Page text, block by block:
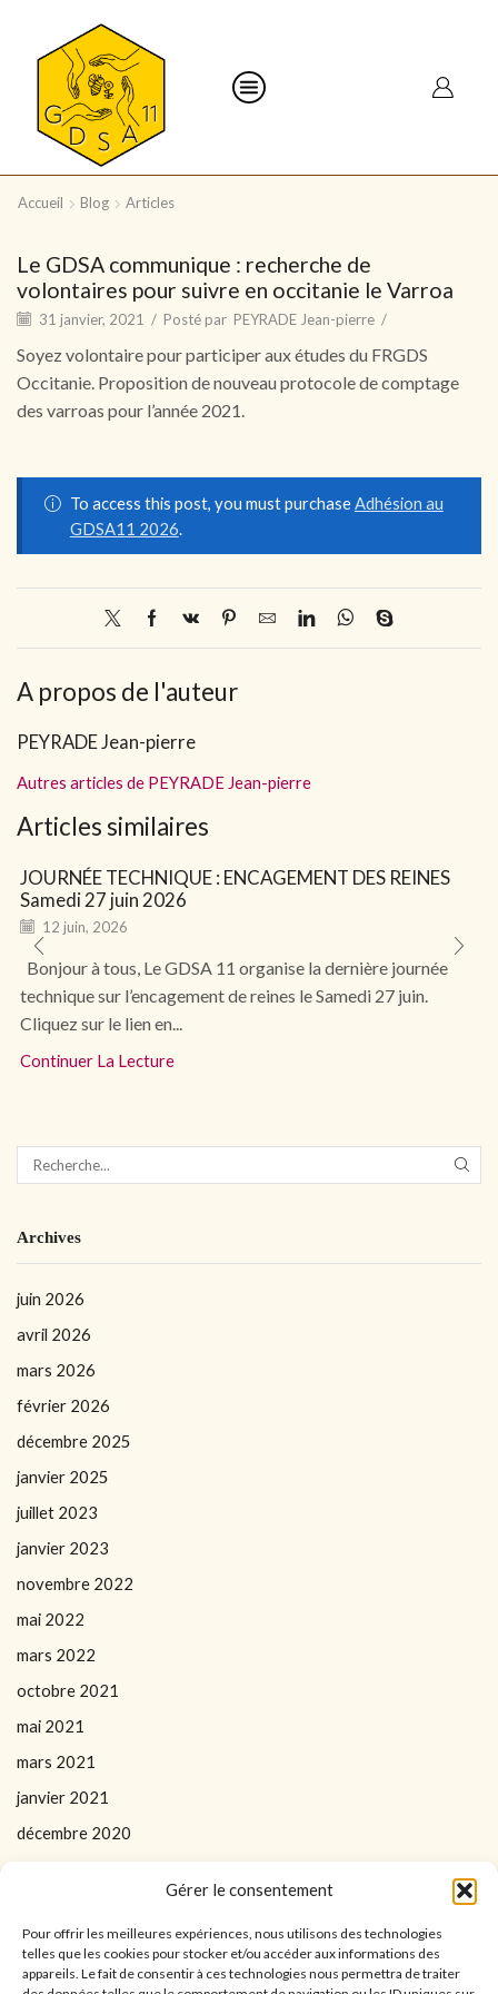
Gérer le consentement
Pour offrir les meilleures expériences, nous utilisons des technologies
telles que les cookies pour stocker et/ou accéder aux informations des
appareils. Le fait de consentir à ces technologies nous permettra de traiter
Accueil Blog Articles
Le GDSA communique : recherche de
volontaires pour suivre en occitanie le Varroa
31 janvier, 2021 / Posté par PEYRADE Jean-pierre /
Soyez volontaire pour participer aux études du FRGDS
Occitanie. Proposition de nouveau protocole de comptage
des varroas pour l’année 2021.
To access this post, you must purchaseAdhésion au
GDSA11 2026.
A propos de l'auteur
PEYRADE Jean-pierre
Autres articles de PEYRADE Jean-pierre
Articles similaires
JOURNÉE TECHNIQUE : ENCAGEMENT DES REINES
Samedi 27 juin 2026
12 juin, 2026
Bonjour à tous, Le GDSA 11 organise la dernière journée
technique sur l’encagement de reines le Samedi 27 juin.
Cliquez sur le lien en...
Continuer La Lecture
Archives
juin 2026
avril 2026
mars 2026
février 2026
décembre 2025
janvier 2025
juillet 2023
janvier 2023
novembre 2022
mai 2022
mars 2022
octobre 2021
mai 2021
mars 2021
janvier 2021
décembre 2020